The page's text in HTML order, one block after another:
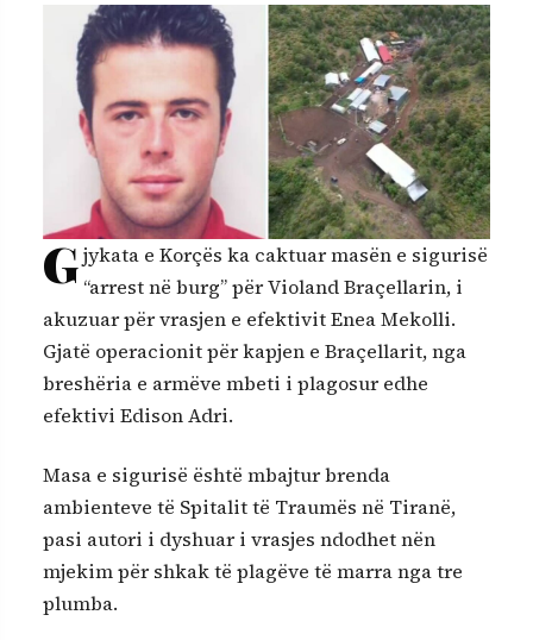
Gjykata e Korçës ka caktuar masën e sigurisë
“arrest në burg” për Violand Braçellarin, i
akuzuar për vrasjen e efektivit Enea Mekolli.
Gjatë operacionit për kapjen e Braçellarit, nga
breshëria e armëve mbeti i plagosur edhe
efektivi Edison Adri.
Masa e sigurisë është mbajtur brenda
ambienteve të Spitalit të Traumës në Tiranë,
pasi autori i dyshuar i vrasjes ndodhet nën
mjekim për shkak të plagëve të marra nga tre
plumba.